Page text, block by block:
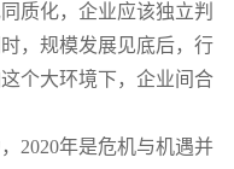
质化，企业应该独立判
，规模发展见底后，行
个大环境下，企业间合
2020年是危机与机遇并